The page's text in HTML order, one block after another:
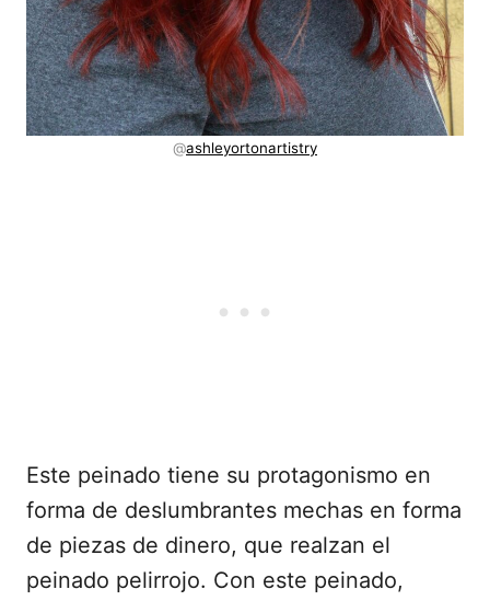
@ashleyortonartistry
Este peinado tiene su protagonismo en
forma de deslumbrantes mechas en forma
de piezas de dinero, que realzan el
peinado pelirrojo. Con este peinado,